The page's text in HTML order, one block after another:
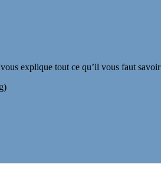
explique tout ce qu’il vous faut